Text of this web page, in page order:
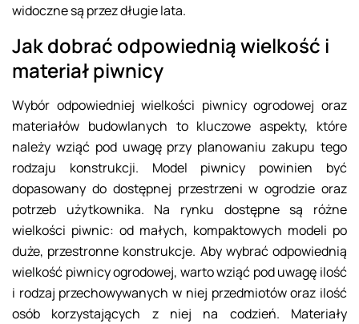
widoczne są przez długie lata.
Jak dobrać odpowiednią wielkość i
materiał piwnicy
Wybór odpowiedniej wielkości piwnicy ogrodowej oraz
materiałów budowlanych to kluczowe aspekty, które
należy wziąć pod uwagę przy planowaniu zakupu tego
rodzaju konstrukcji. Model piwnicy powinien być
dopasowany do dostępnej przestrzeni w ogrodzie oraz
potrzeb użytkownika. Na rynku dostępne są różne
wielkości piwnic: od małych, kompaktowych modeli po
duże, przestronne konstrukcje. Aby wybrać odpowiednią
wielkość piwnicy ogrodowej, warto wziąć pod uwagę ilość
i rodzaj przechowywanych w niej przedmiotów oraz ilość
osób korzystających z niej na codzień. Materiały